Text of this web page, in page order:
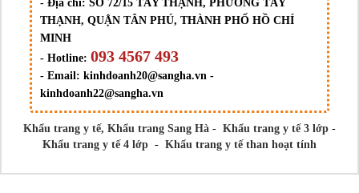
- Địa chỉ: SỐ 72/15 TÂY THẠNH, PHƯỜNG TÂY
THẠNH, QUẬN TÂN PHÚ, THÀNH PHỐ HỒ CHÍ
MINH
- Hotline: 093 4567 493
- Email: kinhdoanh20@sangha.vn -
kinhdoanh22@sangha.vn
Khẩu trang y tế, Khẩu trang Sang Hà - Khẩu trang y tế 3 lớp -
Khẩu trang y tế 4 lớp - Khẩu trang y tế than hoạt tính